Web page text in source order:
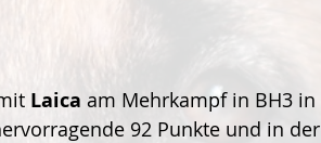
Laica am Mehrkampf in BH3 in
92 Punkte und in der